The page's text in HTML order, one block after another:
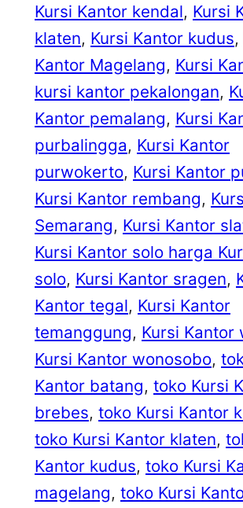
Kursi Kantor kendal, Kursi
klaten, Kursi Kantor kudus,
Kantor Magelang, Kursi
kursi kantor pekalongan,
Kantor pemalang, Kursi
purbalingga, Kursi Kantor
purwokerto, Kursi Kantor
Kursi Kantor rembang,
Semarang, Kursi Kantor
Kursi Kantor solo harga
solo, Kursi Kantor sragen,
Kantor tegal, Kursi Kantor
temanggung, Kursi Kantor
Kursi Kantor wonosobo,
Kantor batang, toko Kursi
brebes, toko Kursi Kantor
toko Kursi Kantor klaten,
Kantor kudus, toko Kursi
magelang, toko Kursi